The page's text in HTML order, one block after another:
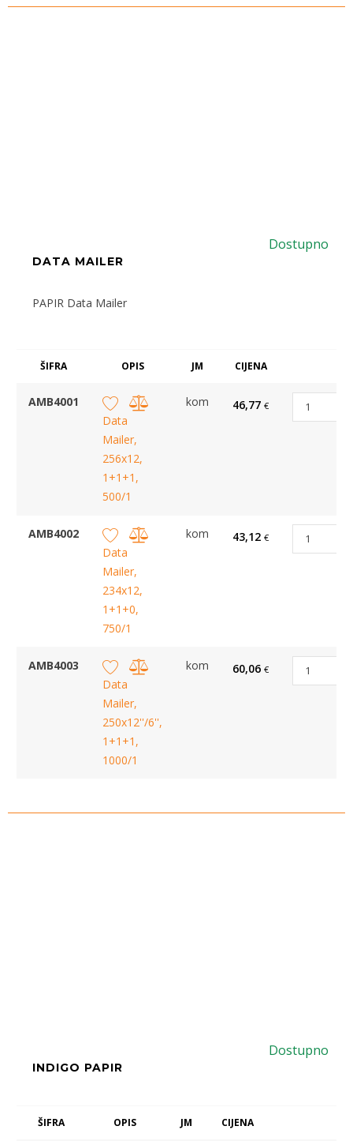
Dostupno
DATA MAILER
PAPIR Data Mailer
ŠIFRA OPIS JM CIJENA
AMB4001
Data
Mailer,
256x12,
1+1+1,
500/1
kom 46,77 €
AMB4002
Data
Mailer,
234x12,
1+1+0,
750/1
kom 43,12 €
AMB4003
Data
Mailer,
250x12''/6'',
1+1+1,
1000/1
kom 60,06 €
Dostupno
INDIGO PAPIR
ŠIFRA OPIS JM CIJENA